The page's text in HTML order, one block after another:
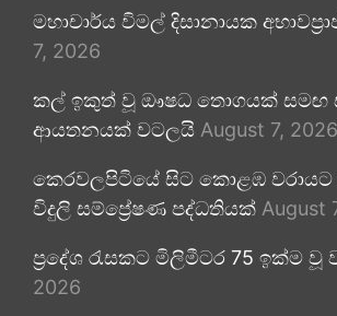
මහාචාර්ය විමල් දිසානායක
7, 2026
කල් ඉකුත් වූ ඖෂධ තොගයක් සමඟ
ආයතනයක් වටලයි August 7, 2026
කෙරවලපිටියේ සිට කොළඹ
විදුලි සම්ප්‍රේෂණ පද්ධතියක් August
ප්‍රදේශ රැසකට මිලිමීටර 75 ඉක්ම වූ
2026